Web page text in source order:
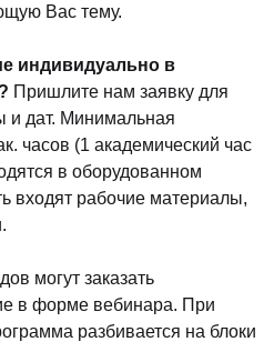
Вас тему.
индивидуально в
Пришлите нам заявку для
и дат. Минимальная
часов (1 академический час
в оборудованном
входят рабочие материалы,
могут заказать
в форме вебинара. При
разбивается на блоки